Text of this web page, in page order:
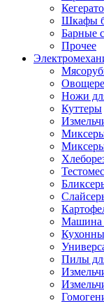
Шкафы
Барные
Прочее
Ножи
Куттеры
Машина
Пилы